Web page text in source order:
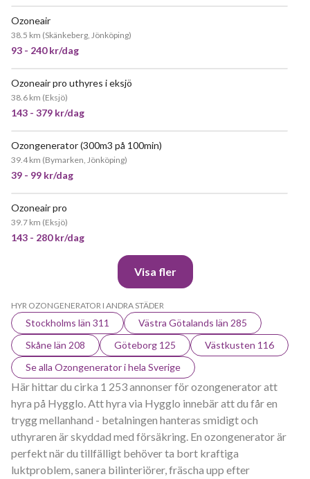
Ozoneair
38.5 km (Skänkeberg, Jönköping)
93 - 240 kr/dag
Ozoneair pro uthyres i eksjö
38.6 km (Eksjö)
143 - 379 kr/dag
Ozongenerator (300m3 på 100min)
39.4 km (Bymarken, Jönköping)
39 - 99 kr/dag
Ozoneair pro
39.7 km (Eksjö)
143 - 280 kr/dag
Visa fler
HYR OZONGENERATOR I ANDRA STÄDER
Stockholms län 311
Västra Götalands län 285
Skåne län 208
Göteborg 125
Västkusten 116
Se alla Ozongenerator i hela Sverige
Här hittar du cirka 1 253 annonser för ozongenerator att
hyra på Hygglo. Att hyra via Hygglo innebär att du får en
trygg mellanhand - betalningen hanteras smidigt och
uthyraren är skyddad med försäkring. En ozongenerator är
perfekt när du tillfälligt behöver ta bort kraftiga
luktproblem, sanera bilinteriörer, fräscha upp efter